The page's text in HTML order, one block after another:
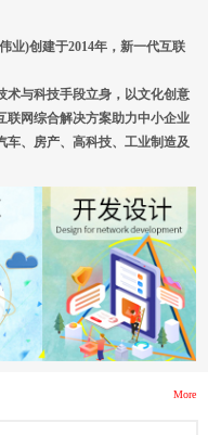
业)创建于2014年，新一代互联
术与科技手段立身，以文化创意
联网综合解决方案助力中小企业
车、房产、高科技、工业制造及
More